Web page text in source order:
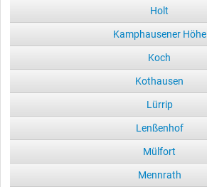
Holt
Kamphausener Höhe
Koch
Kothausen
Lürrip
Lenßenhof
Mülfort
Mennrath